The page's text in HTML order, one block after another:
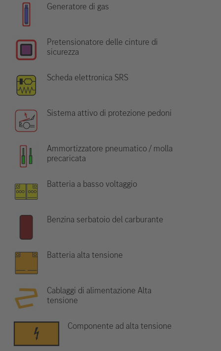
Generatore di gas
Pretensionatore delle cinture di
sicurezza
Scheda elettronica SRS
Sistema attivo di protezione pedoni
Ammortizzatore pneumatico / molla
precaricata
Batteria a basso voltaggio
Benzina serbatoio del carburante
Batteria alta tensione
Cablaggi di alimentazione Alta
tensione
Componente ad alta tensione